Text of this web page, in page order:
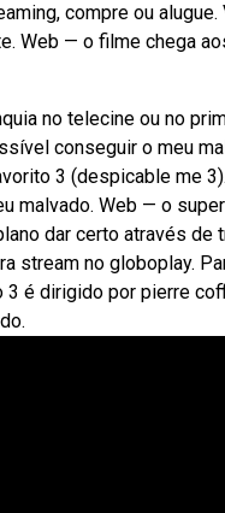
compre ou
Web — o filme chega
no telecine ou no
conseguir o meu
3 (despicable me
malvado. Web — o
dar certo através
stream no globoplay.
é dirigido por pierre